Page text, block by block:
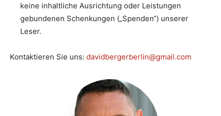
keine inhaltliche Ausrichtung oder Leistungen
gebundenen Schenkungen („Spenden“) unserer
Leser.
Kontaktieren Sie uns: davidbergerberlin@gmail.com